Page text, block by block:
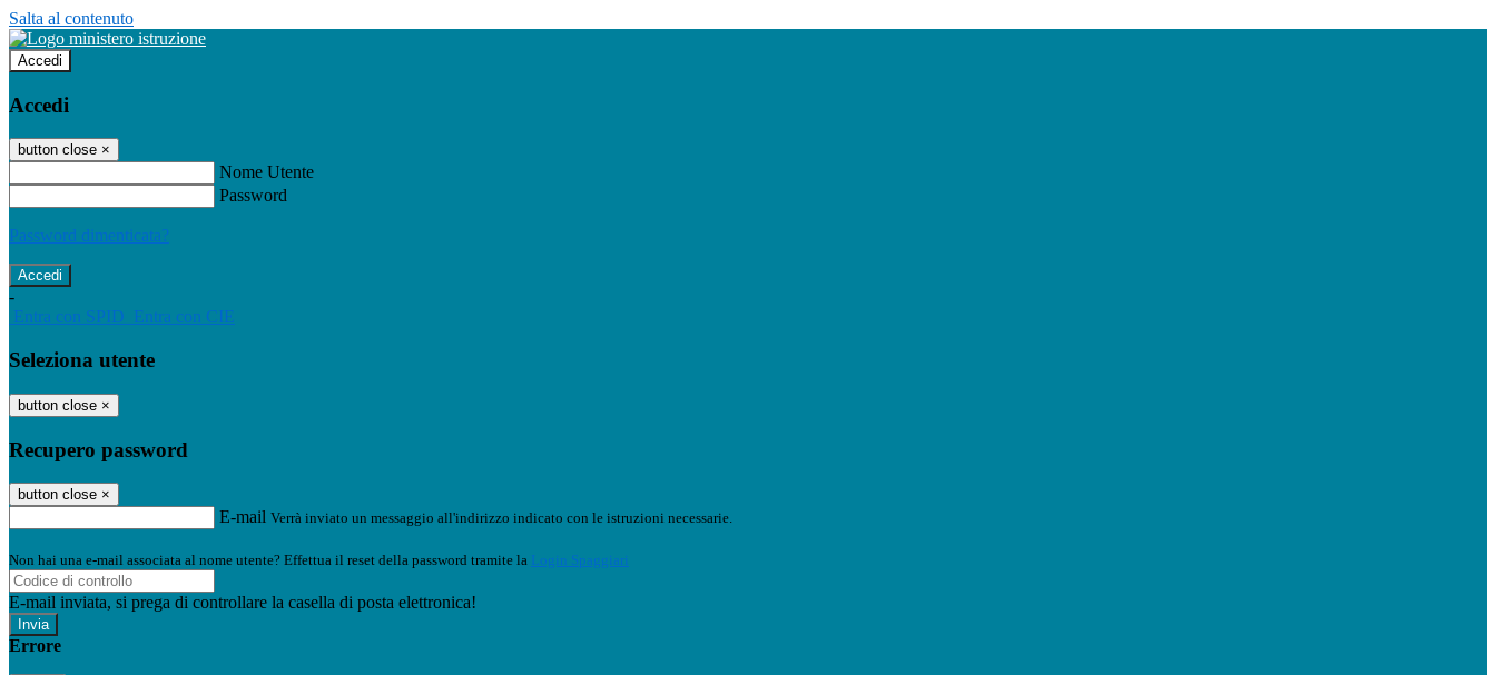
Salta al contenuto
Accedi
Accedi
button close ×
Nome Utente
Password
Password dimenticata?
-
Entra con SPID Entra con CIE
Seleziona utente
button close ×
Recupero password
button close ×
E-mail Verrà inviato un messaggio all'indirizzo indicato con le istruzioni necessarie.
Non hai una e-mail associata al nome utente? Effettua il reset della password tramite la Login Spaggiari
E-mail inviata, si prega di controllare la casella di posta elettronica!
Errore